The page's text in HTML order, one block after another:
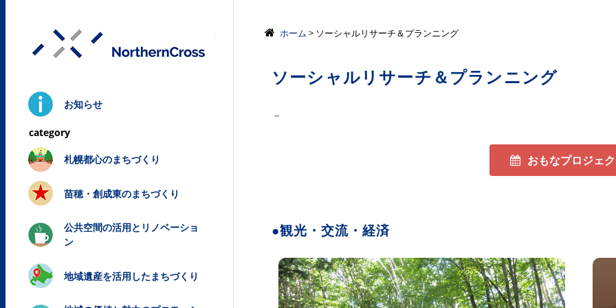
株式会社ノーザンクロス
お知らせ
札幌都心のまちづくり
苗穂・創成東のまちづくり
公共空間の活用とリノベーショ
ン
地域遺産を活用したまちづくり
ホーム > ソーシャルリサーチ＆プランニング
ソーシャルリサーチ＆プランニング
－
おもなプロジェ
●観光・交流・経済